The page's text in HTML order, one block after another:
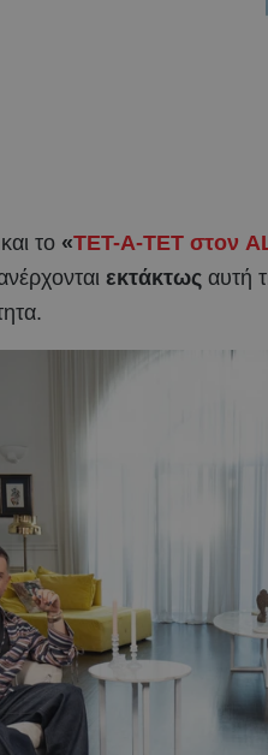
και το «ΤΕΤ-Α-ΤΕΤ στον
εκτάκτως αυτή